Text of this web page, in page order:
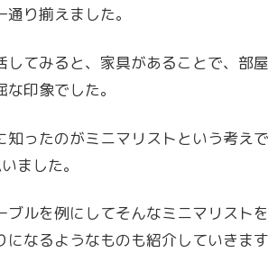
り揃えました。
してみると、家具があることで、部
印象でした。
知ったのがミニマリストという考え
ました。
ブルを例にしてそんなミニマリスト
になるようなものも紹介していきま